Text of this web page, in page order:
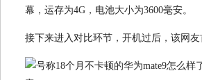
幕，运存为4G，电池大小为3600毫安。
接下来进入对比环节，开机过后，该网